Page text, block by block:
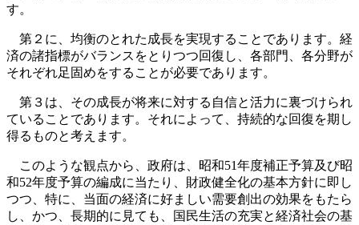
す。
第２に、均衡のとれた成長を実現することであります。経
済の諸指標がバランスをとりつつ回復し、各部門、各分野が
それぞれ足固めをすることが必要であります。
第３は、その成長が将来に対する自信と活力に裏づけられ
ていることであります。それによって、持続的な回復を期し
得るものと考えます。
このような観点から、政府は、昭和51年度補正予算及び昭
和52年度予算の編成に当たり、財政健全化の基本方針に即し
つつ、特に、当面の経済に好ましい需要創出の効果をもたら
し、かつ、長期的に見ても、国民生活の充実と経済社会の基